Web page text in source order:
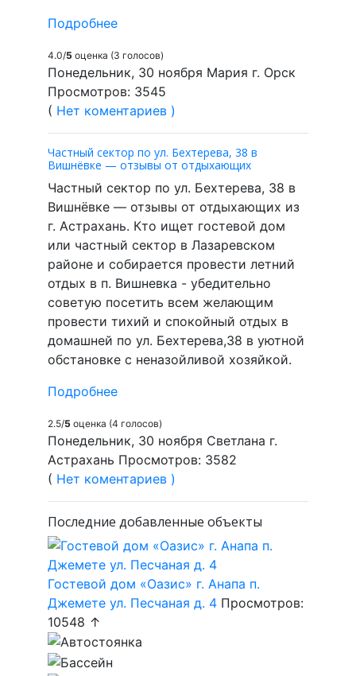
Подробнее
4.0/5 оценка (3 голосов)
Понедельник, 30 ноября Мария г. Орск
Просмотров: 3545
( Нет коментариев )
Частный сектор по ул. Бехтерева, 38 в
Вишнёвке — отзывы от отдыхающих
Частный сектор по ул. Бехтерева, 38 в
Вишнёвке — отзывы от отдыхающих из
г. Астрахань. Кто ищет гостевой дом
или частный сектор в Лазаревском
районе и собирается провести летний
отдых в п. Вишневка - убедительно
советую посетить всем желающим
провести тихий и спокойный отдых в
домашней по ул. Бехтерева,38 в уютной
обстановке с неназойливой хозяйкой.
Подробнее
2.5/5 оценка (4 голосов)
Понедельник, 30 ноября Светлана г.
Астрахань Просмотров: 3582
( Нет коментариев )
Последние добавленные объекты
Гостевой дом «Оазис» г. Анапа п.
Джемете ул. Песчаная д. 4 Просмотров:
10548 ↑